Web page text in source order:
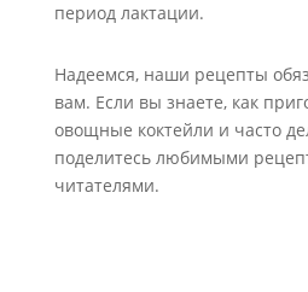
период лактации.
Надеемся, наши рецепты
вам. Если вы знаете, как
овощные коктейли и часто
поделитесь любимыми
читателями.